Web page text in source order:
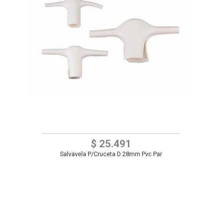
$ 25.491
Salvavela P/Cruceta D 28mm Pvc Par